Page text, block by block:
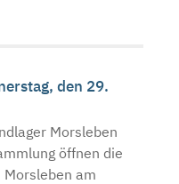
den 29.
Morsleben
öffnen die
am